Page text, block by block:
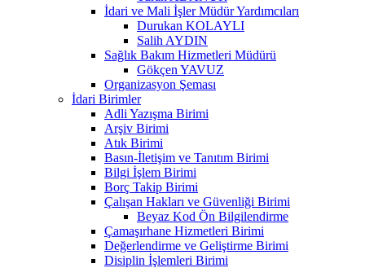
İdari ve Mali İşler Müdür Yardımcıları
Durukan KOLAYLI
Salih AYDIN
Sağlık Bakım Hizmetleri Müdürü
Gökçen YAVUZ
Organizasyon Şeması
İdari Birimler
Adli Yazışma Birimi
Arşiv Birimi
Atık Birimi
Basın-İletişim ve Tanıtım Birimi
Bilgi İşlem Birimi
Borç Takip Birimi
Çalışan Hakları ve Güvenliği Birimi
Beyaz Kod Ön Bilgilendirme
Çamaşırhane Hizmetleri Birimi
Değerlendirme ve Geliştirme Birimi
Disiplin İşlemleri Birimi